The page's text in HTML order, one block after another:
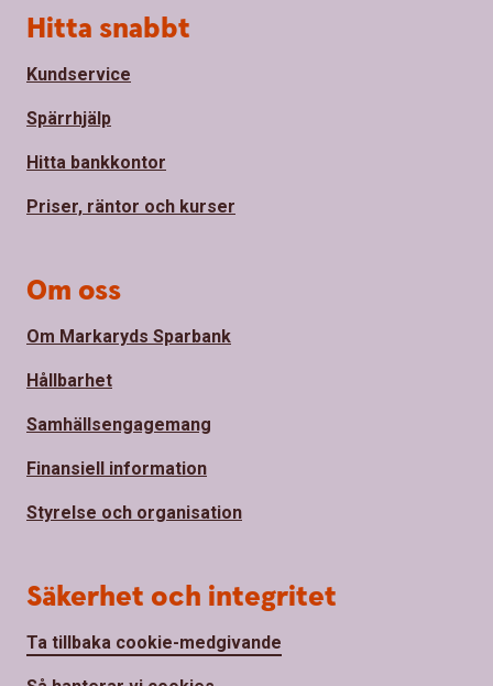
Sidfot
Hitta snabbt
Kundservice
Spärrhjälp
Hitta bankkontor
Priser, räntor och kurser
Om oss
Om Markaryds Sparbank
Hållbarhet
Samhällsengagemang
Finansiell information
Styrelse och organisation
Säkerhet och integritet
Ta tillbaka cookie-medgivande